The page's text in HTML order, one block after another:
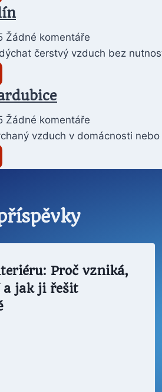
Žádné komentáře
čerstvý vzduch bez
Žádné komentáře
vzduch v domácnosti
Proč vzniká,
a jak ji řešit